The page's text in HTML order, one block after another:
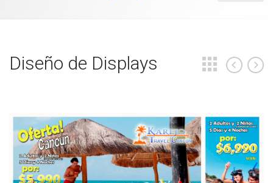
Diseño de Displays